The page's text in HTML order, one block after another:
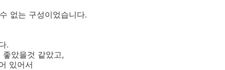
없는 구성이었습니다.
.
았을것 같았고,
있어서